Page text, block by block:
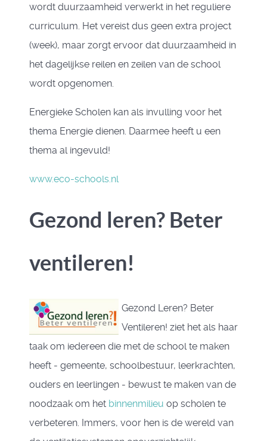
wordt duurzaamheid verwerkt in het reguliere
curriculum. Het vereist dus geen extra project
(week), maar zorgt ervoor dat duurzaamheid in
het dagelijkse reilen en zeilen van de school
wordt opgenomen.
Energieke Scholen kan als invulling voor het
thema Energie dienen. Daarmee heeft u een
thema al ingevuld!
www.eco-schools.nl
Gezond leren? Beter
ventileren!
Gezond Leren? Beter
Ventileren! ziet het als haar
taak om iedereen die met de school te maken
heeft - gemeente, schoolbestuur, leerkrachten,
ouders en leerlingen - bewust te maken van de
noodzaak om het binnenmilieu op scholen te
verbeteren. Immers, voor hen is de wereld van